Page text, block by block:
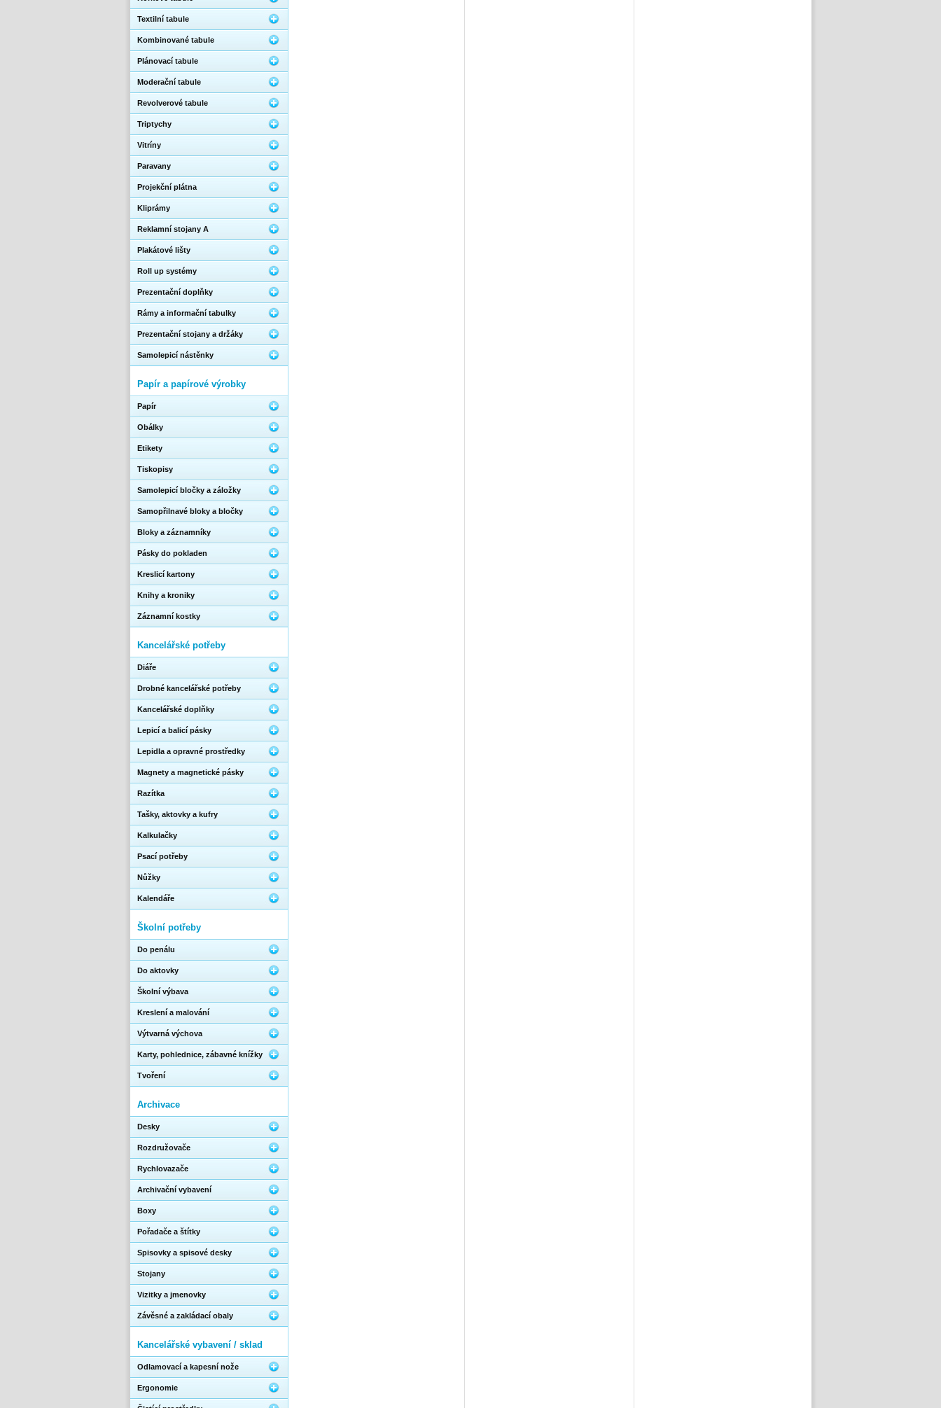
Textilní tabule
Kombinované tabule
Plánovací tabule
Moderační tabule
Revolverové tabule
Triptychy
Vitríny
Paravany
Projekční plátna
Kliprámy
Reklamní stojany A
Plakátové lišty
Roll up systémy
Prezentační doplňky
Rámy a informační tabulky
Prezentační stojany a držáky
Samolepicí nástěnky
Papír a papírové výrobky
Papír
Obálky
Etikety
Tiskopisy
Samolepicí bločky a záložky
Samopřilnavé bloky a bločky
Bloky a záznamníky
Pásky do pokladen
Kreslicí kartony
Knihy a kroniky
Záznamní kostky
Kancelářské potřeby
Diáře
Drobné kancelářské potřeby
Kancelářské doplňky
Lepicí a balicí pásky
Lepidla a opravné prostředky
Magnety a magnetické pásky
Razítka
Tašky, aktovky a kufry
Kalkulačky
Psací potřeby
Nůžky
Kalendáře
Školní potřeby
Do penálu
Do aktovky
Školní výbava
Kreslení a malování
Výtvarná výchova
Karty, pohlednice, zábavné knížky
Tvoření
Archivace
Desky
Rozdružovače
Rychlovazače
Archivační vybavení
Boxy
Pořadače a štítky
Spisovky a spisové desky
Stojany
Vizitky a jmenovky
Závěsné a zakládací obaly
Kancelářské vybavení / sklad
Odlamovací a kapesní nože
Ergonomie